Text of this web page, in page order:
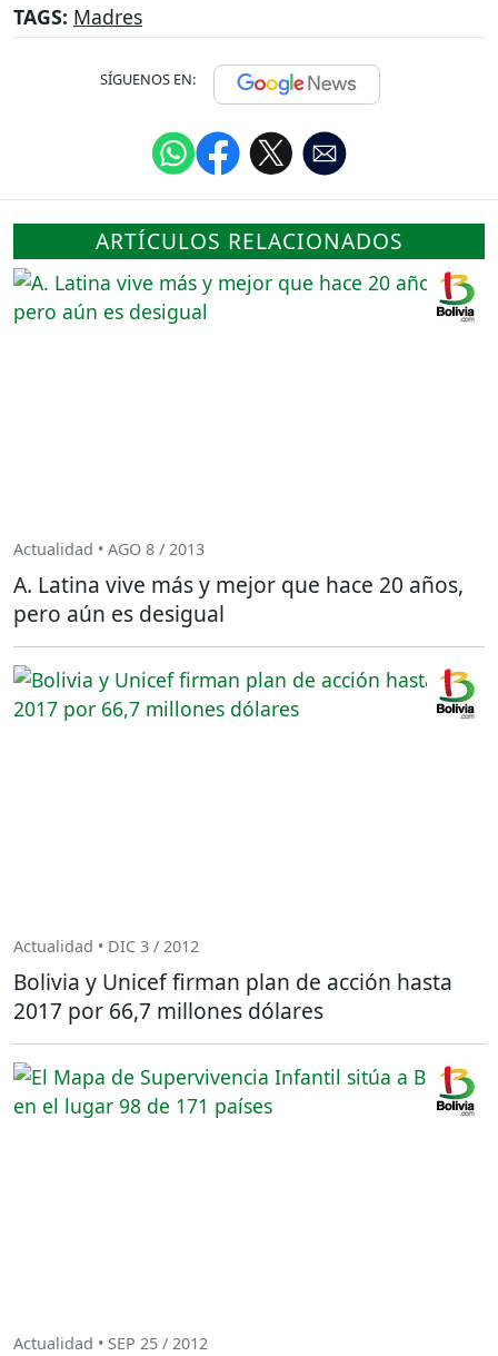
TAGS: Madres
SÍGUENOS EN:
ARTÍCULOS RELACIONADOS
Actualidad • AGO 8 / 2013
A. Latina vive más y mejor que hace 20 años,
pero aún es desigual
Actualidad • DIC 3 / 2012
Bolivia y Unicef firman plan de acción hasta
2017 por 66,7 millones dólares
Actualidad • SEP 25 / 2012